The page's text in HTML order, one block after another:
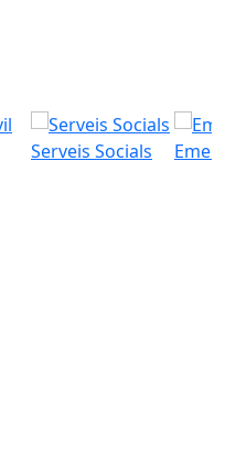
Serveis Socials